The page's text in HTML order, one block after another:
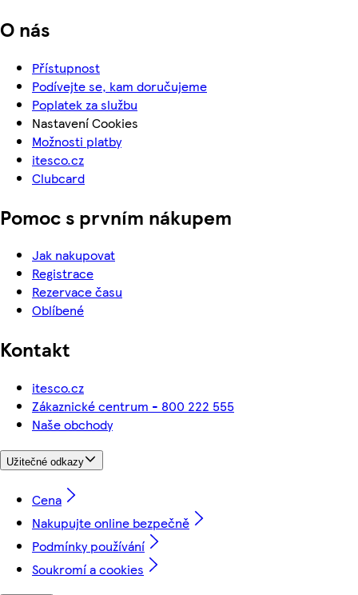
O nás
Přístupnost
Podívejte se, kam doručujeme
Poplatek za službu
Nastavení Cookies
Možnosti platby
itesco.cz
Clubcard
Pomoc s prvním nákupem
Jak nakupovat
Registrace
Rezervace času
Oblíbené
Kontakt
itesco.cz
Zákaznické centrum - 800 222 555
Naše obchody
Užitečné odkazy
Cena
Nakupujte online bezpečně
Podmínky používání
Soukromí a cookies